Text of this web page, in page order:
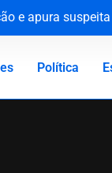
e apura
tráfico de drogas
desmantela rede
de
Política